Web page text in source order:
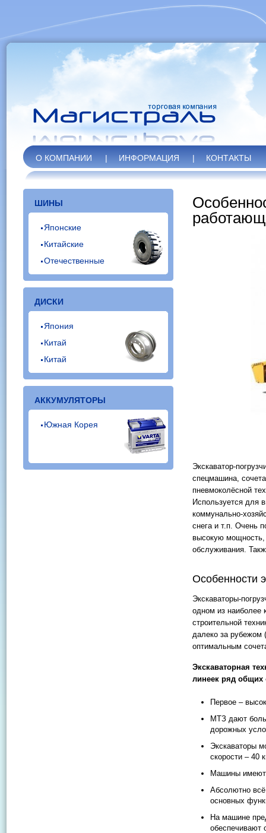
О КОМПАНИИ | ИНФОРМАЦИЯ | КОНТАКТЫ
ШИНЫ
Японские
Китайские
Отечественные
ДИСКИ
Япония
Китай
Китай
АККУМУЛЯТОРЫ
Южная Корея
Экскаватор-
спецмашина,
пневмоколёсной
Используется для
коммунально-
снега и т.п. Очень
высокую мощность,
обслуживания.
Особенности
Экскаваторы-
одном из наиболее
строительной
далеко за рубежом
оптимальным
Экскаваторная
линеек ряд общих
Первое –
МТЗ дают
дорожных
Экскаваторы
скорости – 40
Машины имеют
Абсолютно всё
основных
На машине
обеспечивают